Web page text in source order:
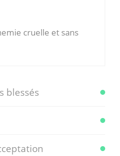
cruelle et sans
blessés